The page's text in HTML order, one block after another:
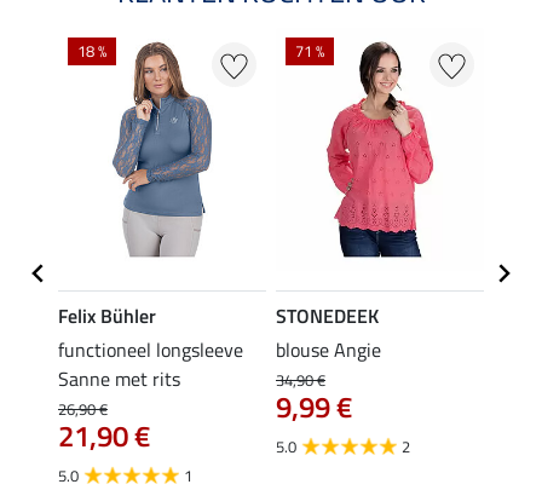
18 %
Felix Bühler
functioneel longsleeve
Sanne met rits
26,90 €
21,90 €
5.0 1
71 %
STONEDEEK
blouse Angie
34,90 €
9,99 €
5.0 2